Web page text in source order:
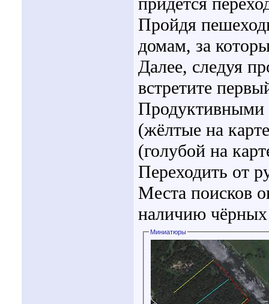
Пройдя
домам, за
Далее, следуя
встретите
Продуктивными
(жёлтые на
(голубой на
Переходить от
Места поисков
наличию чёрных
Миниатюры